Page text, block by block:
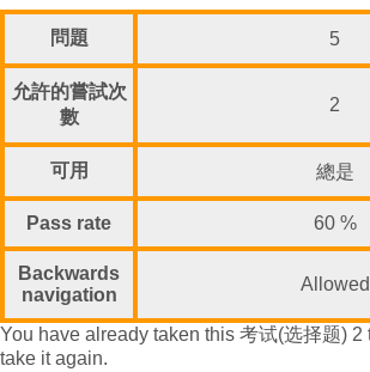
問題 5
允許的嘗試次
數
2
可用 總是
Pass rate 60 %
Backwards
navigation
Allowed
You have already taken this 考试(选择题) 2
take it again.